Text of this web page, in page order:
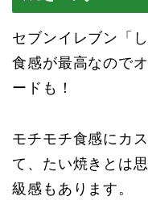
セブンイレブン「
食感が最高なので
ードも！
モチモチ食感にカ
て、たい焼きとは
級感もあります。